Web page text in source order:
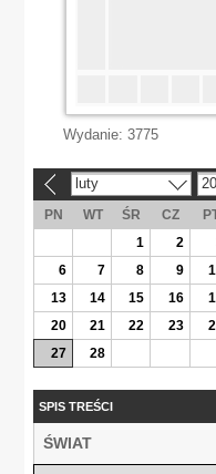
Wydanie: 3775
luty
PN WT ŚR CZ
1
2
6
7 8 9
13
14 15 16
20
21 22 23
27
28
SPIS TREŚCI
ŚWIAT